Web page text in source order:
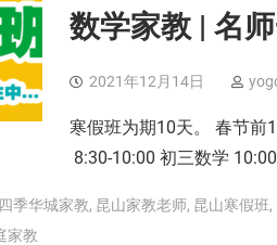
数学家教 | 名
2021年12月14日
寒假班为期10天。 春节
8:30-10:00 初三数学
四季华城家教, 昆山家教老师, 昆山寒假班,
家教